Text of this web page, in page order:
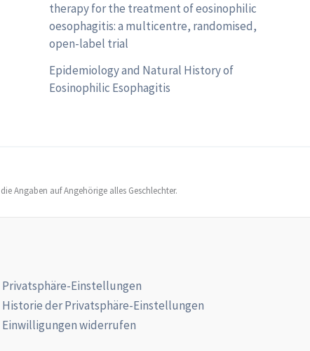
therapy for the treatment of eosinophilic
oesophagitis: a multicentre, randomised,
open-label trial
Epidemiology and Natural History of
Eosinophilic Esophagitis
Angaben auf Angehörige alles Geschlechter.
Privatsphäre-Einstellungen
Historie der Privatsphäre-Einstellungen
Einwilligungen widerrufen